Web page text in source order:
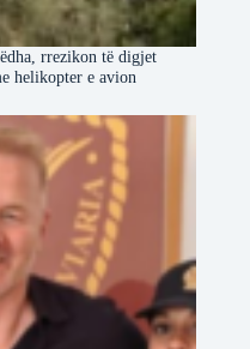
rrezikon të digjet
helikopter e avion